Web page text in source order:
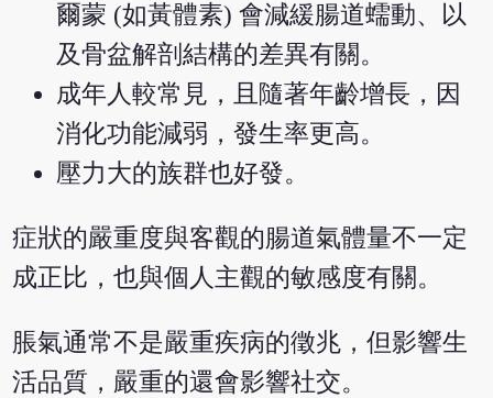
爾蒙 (如黃體素) 會減緩腸道蠕動、以
及骨盆解剖結構的差異有關。
成年人較常見，且隨著年齡增長，因
消化功能減弱，發生率更高。
壓力大的族群也好發。
症狀的嚴重度與客觀的腸道氣體量不一定
成正比，也與個人主觀的敏感度有關。
脹氣通常不是嚴重疾病的徵兆，但影響生
活品質，嚴重的還會影響社交。